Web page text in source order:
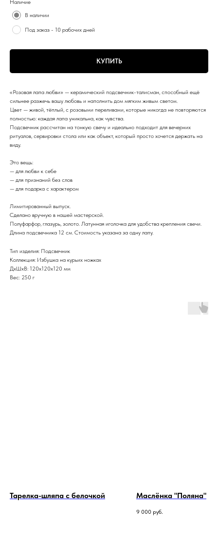
Наличие
В наличии
Под заказ - 10 рабочих дней
КУПИТЬ
«Розовая лапа любви» — керамический подсвечник-талисман, способный ещё
сильнее разжечь вашу любовь и наполнить дом мягким живым светом.
Цвет — живой, тёплый, с розовыми переливами, которые никогда не повторяются
полностью: каждая лапа уникальна, как чувства.
Подсвечник рассчитан на тонкую свечу и идеально подходит для вечерних
ритуалов, сервировки стола или как объект, который просто хочется держать на
виду.
Это вещь:
— для любви к себе
— для признаний без слов
— для подарка с характером
Лимитированный выпуск.
Сделано вручную в нашей мастерской.
Полуфарфор, глазурь, золото. Латунная иголочка для удобства крепления свечи.
Длина подсвечника 12 см. Стоимость указана за одну лапу.
Тип изделия: Подсвечник
Коллекция: Избушка на курьих ножках
ДxШxВ: 120x120x120 мм
Вес: 250 г
Тарелка-шляпа с белочкой Маслёнка "Поляна"
9 000 руб.